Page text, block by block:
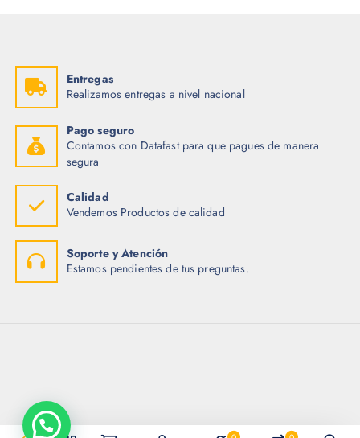
Entregas
Realizamos entregas a nivel nacional
Pago seguro
Contamos con Datafast para que pagues de manera
segura
Calidad
Vendemos Productos de calidad
Soporte y Atención
Estamos pendientes de tus preguntas.